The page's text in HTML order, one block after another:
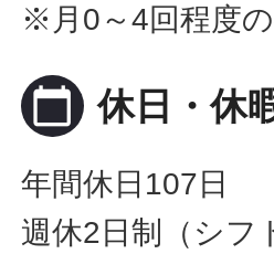
※月0～4回程度
calendar_today 休日・休
年間休日107日
週休2日制（シフ